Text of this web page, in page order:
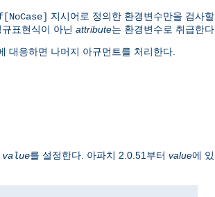
지시어로 정의한 환경변수만을 검사할
표현식이 아닌 attribute는 환경변수로 취급한다.
대응하면 나머지 아규먼트를 처리한다.
value를 설정한다. 아파치 2.0.51부터 value에 있